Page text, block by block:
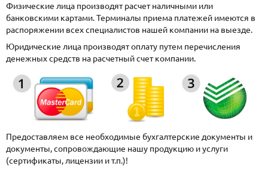
Физические лица производят расчет наличными или
банковскими картами. Терминалы приема платежей имеются в
распоряжении всех специалистов нашей компании на выезде.
Юридические лица производят оплату путем перечисления
денежных средств на расчетный счет компании.
Предоставляем все необходимые бухгалтерские документы и
документы, сопровождающие нашу продукцию и услуги
(сертификаты, лицензии и т.п.)!